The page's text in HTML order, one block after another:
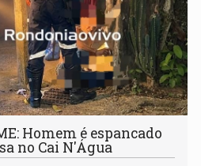
Homem é espancado
no Cai N'Água